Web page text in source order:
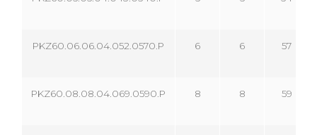
PKZ60.06.06.04.052.0570.P 6 6 57
PKZ60.08.08.04.069.0590.P 8 8 59